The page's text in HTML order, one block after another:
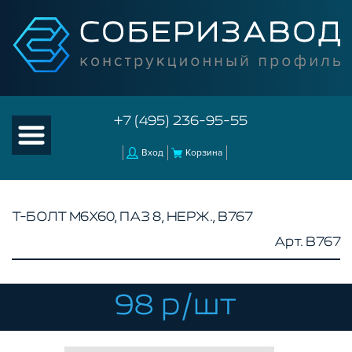
+7 (495) 236-95-55
Вход Корзина
КОМПЛЕКТУЮЩИЕ К ЧПУ
АКСЕССУАРЫ ДЛЯ V-ПАЗА
Т-БОЛТ М6Х60, ПАЗ 8, НЕРЖ., B767
Арт. B767
98 р/шт